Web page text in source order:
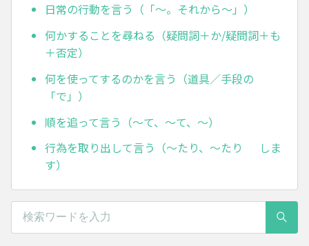
日常の行動を言う（「～。それから～」）
何かすることを尋ねる（疑問詞＋か/疑問詞＋も
＋否定）
何を使ってするのかを言う（道具／手段の
「で」）
順を追って言う（～て、～て、～）
行為を取り出して言う（～たり、～たり しま
す）